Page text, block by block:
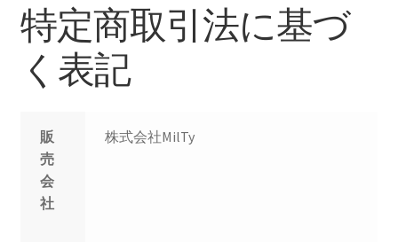
ン
へ
キ
ス
キ
プ
会社概要
ショップ
プライバシーポリシー
特定商法取引法に基づく表記
特定商取引法に基づ
く表記
販
売
会
社
株式会社MilTy